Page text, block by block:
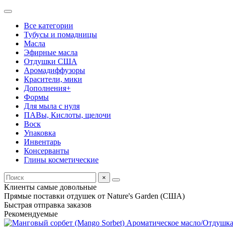
Все категории
Тубусы и помадницы
Масла
Эфирные масла
Отдушки США
Аромадиффузоры
Красители, мики
Дополнения+
Формы
Для мыла с нуля
ПАВы, Кислоты, щелочи
Воск
Упаковка
Инвентарь
Консерванты
Глины косметические
×
Клиенты самые довольные
Прямые поставки отдушек от Nature's Garden (США)
Быстрая отправка заказов
Рекомендуемые